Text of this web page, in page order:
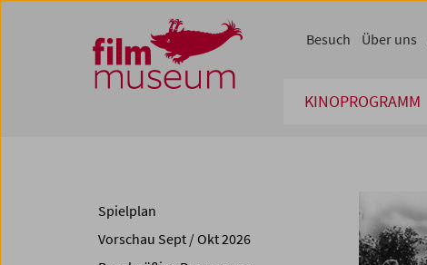
Zum Inhalt
Zum Hauptmenü
Zur Servicenavigation
Zum Suche
KINOPROGRAMM
Besuch Über uns
Spielplan
Vorschau Sept / Okt 2026